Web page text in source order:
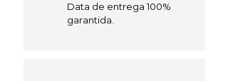
Data de entrega 100%
garantida.